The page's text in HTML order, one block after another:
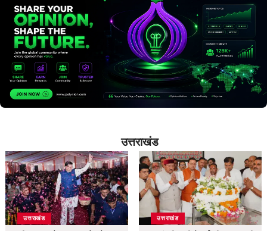
उत्तराखंड
उत्तराखंड उत्तराखंड